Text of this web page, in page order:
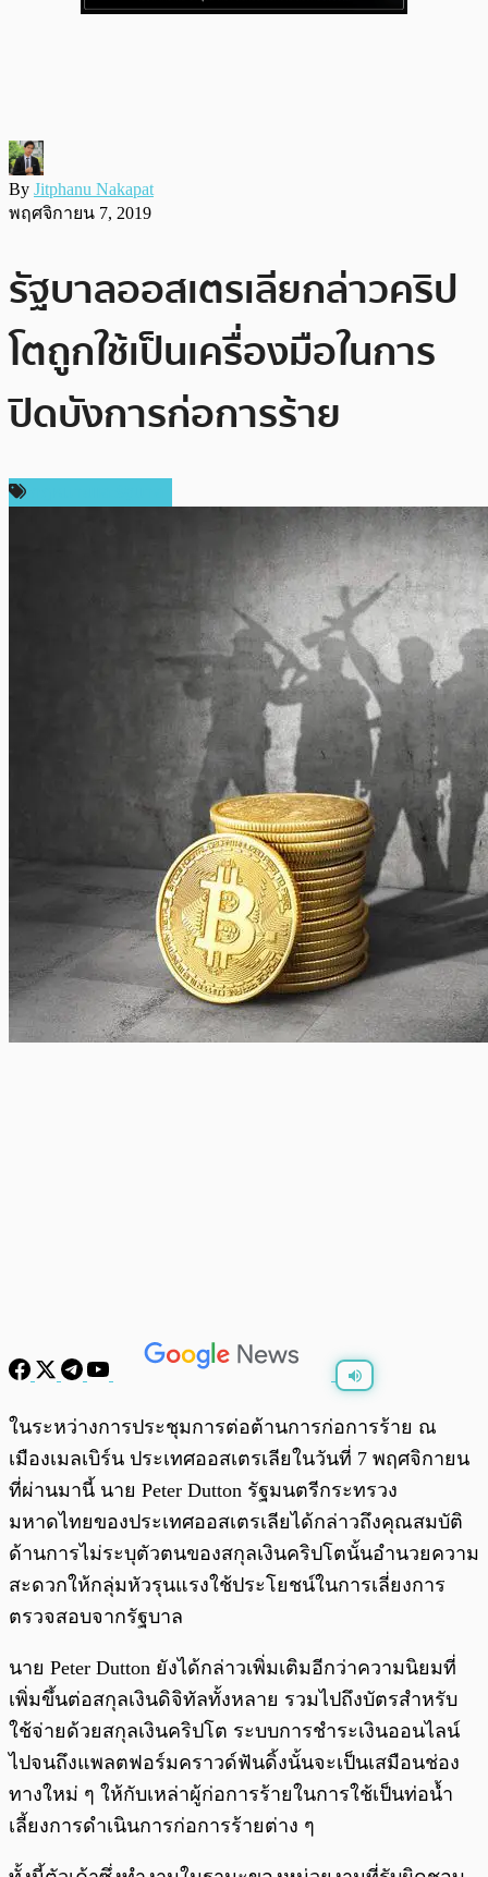
By Jitphanu Nakapat
พฤศจิกายน 7, 2019
รัฐบาลออสเตรเลียกล่าวคริป
โตถูกใช้เป็นเครื่องมือในการ
ปิดบังการก่อการร้าย
พร้อมเล่น 0:00
ในระหว่างการประชุมการต่อต้านการก่อการร้าย ณ
เมืองเมลเบิร์น ประเทศออสเตรเลียในวันที่ 7 พฤศจิกายน
ที่ผ่านมานี้ นาย Peter Dutton รัฐมนตรีกระทรวง
มหาดไทยของประเทศออสเตรเลียได้กล่าวถึงคุณสมบัติ
ด้านการไม่ระบุตัวตนของสกุลเงินคริปโตนั้นอำนวยความ
สะดวกให้กลุ่มหัวรุนแรงใช้ประโยชน์ในการเลี่ยงการ
ตรวจสอบจากรัฐบาล
นาย Peter Dutton ยังได้กล่าวเพิ่มเติมอีกว่าความนิยมที่
เพิ่มขึ้นต่อสกุลเงินดิจิทัลทั้งหลาย รวมไปถึงบัตรสำหรับ
ใช้จ่ายด้วยสกุลเงินคริปโต ระบบการชำระเงินออนไลน์
ไปจนถึงแพลตฟอร์มคราวด์ฟันดิ้งนั้นจะเป็นเสมือนช่อง
ทางใหม่ ๆ ให้กับเหล่าผู้ก่อการร้ายในการใช้เป็นท่อน้ำ
เลี้ยงการดำเนินการก่อการร้ายต่าง ๆ